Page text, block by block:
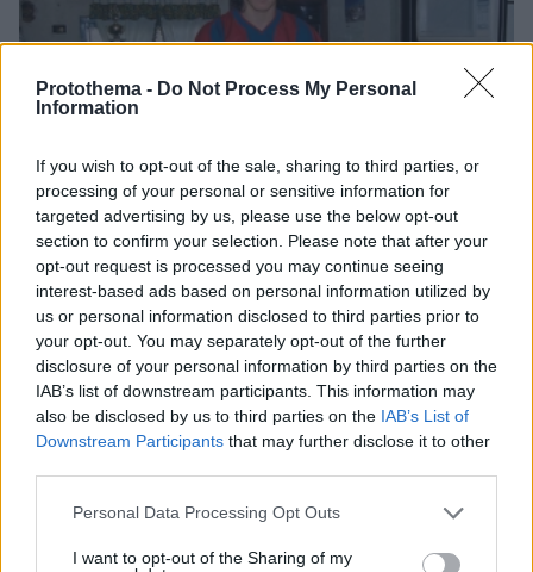
Protothema - Do Not Process My Personal
Information
If you wish to opt-out of the sale, sharing to third parties, or
processing of your personal or sensitive information for
targeted advertising by us, please use the below opt-out
section to confirm your selection. Please note that after your
opt-out request is processed you may continue seeing
interest-based ads based on personal information utilized by
us or personal information disclosed to third parties prior to
your opt-out. You may separately opt-out of the further
disclosure of your personal information by third parties on the
IAB’s list of downstream participants. This information may
also be disclosed by us to third parties on the IAB’s List of
Downstream Participants that may further disclose it to other
Please note that this website/app uses one or more Google
not limited to your visit or usage behaviour. You may click to
Personal Data Processing Opt Outs
I want to opt-out of the Sharing of my
Χόρχε Μέσι: Ο εργάτης από το Ροσάριο που πήρε
χαρτοπετσέτα
08.08.2026, 21:43